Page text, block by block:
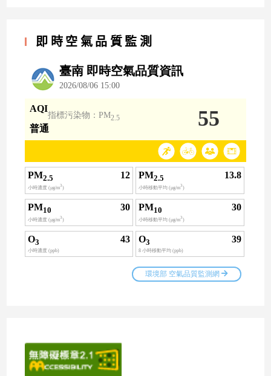
即時空氣品質監測